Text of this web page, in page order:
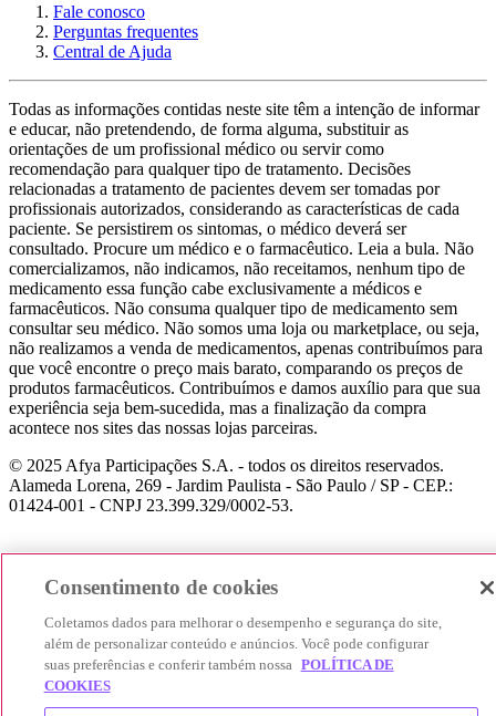
Fale conosco
Perguntas frequentes
Central de Ajuda
Todas as informações contidas neste site têm a intenção de informar
e educar, não pretendendo, de forma alguma, substituir as
orientações de um profissional médico ou servir como
recomendação para qualquer tipo de tratamento. Decisões
relacionadas a tratamento de pacientes devem ser tomadas por
profissionais autorizados, considerando as características de cada
paciente. Se persistirem os sintomas, o médico deverá ser
consultado. Procure um médico e o farmacêutico. Leia a bula. Não
comercializamos, não indicamos, não receitamos, nenhum tipo de
medicamento essa função cabe exclusivamente a médicos e
farmacêuticos. Não consuma qualquer tipo de medicamento sem
consultar seu médico. Não somos uma loja ou marketplace, ou seja,
não realizamos a venda de medicamentos, apenas contribuímos para
que você encontre o preço mais barato, comparando os preços de
produtos farmacêuticos. Contribuímos e damos auxílio para que sua
experiência seja bem-sucedida, mas a finalização da compra
acontece nos sites das nossas lojas parceiras.
© 2025 Afya Participações S.A. - todos os direitos reservados.
Alameda Lorena, 269 - Jardim Paulista - São Paulo / SP - CEP.:
01424-001 - CNPJ 23.399.329/0002-53.
Consentimento de cookies
Coletamos dados para melhorar o desempenho e segurança do site,
além de personalizar conteúdo e anúncios. Você pode configurar
suas preferências e conferir também nossa POLÍTICA DE
COOKIES